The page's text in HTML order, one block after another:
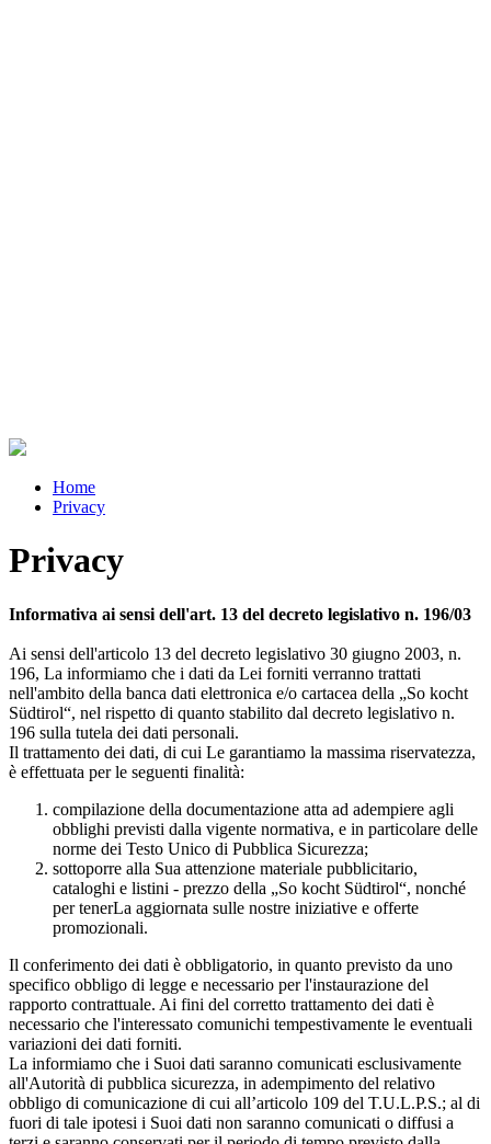
Home
Privacy
Privacy
Informativa ai sensi dell'art. 13 del decreto legislativo n. 196/03
Ai sensi dell'articolo 13 del decreto legislativo 30 giugno 2003, n.
196, La informiamo che i dati da Lei forniti verranno trattati
nell'ambito della banca dati elettronica e/o cartacea della „So kocht
Südtirol“, nel rispetto di quanto stabilito dal decreto legislativo n.
196 sulla tutela dei dati personali.
Il trattamento dei dati, di cui Le garantiamo la massima riservatezza,
è effettuata per le seguenti finalità:
compilazione della documentazione atta ad adempiere agli
obblighi previsti dalla vigente normativa, e in particolare delle
norme dei Testo Unico di Pubblica Sicurezza;
sottoporre alla Sua attenzione materiale pubblicitario,
cataloghi e listini - prezzo della „So kocht Südtirol“, nonché
per tenerLa aggiornata sulle nostre iniziative e offerte
promozionali.
Il conferimento dei dati è obbligatorio, in quanto previsto da uno
specifico obbligo di legge e necessario per l'instaurazione del
rapporto contrattuale. Ai fini del corretto trattamento dei dati è
necessario che l'interessato comunichi tempestivamente le eventuali
variazioni dei dati forniti.
La informiamo che i Suoi dati saranno comunicati esclusivamente
all'Autorità di pubblica sicurezza, in adempimento del relativo
obbligo di comunicazione di cui all’articolo 109 del T.U.L.P.S.; al di
fuori di tale ipotesi i Suoi dati non saranno comunicati o diffusi a